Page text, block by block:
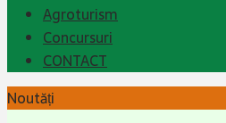
Agroturism
Concursuri
CONTACT
Noutăți